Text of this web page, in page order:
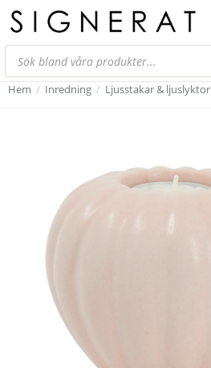
Hem / Inredning / Ljusstakar & ljuslyktor